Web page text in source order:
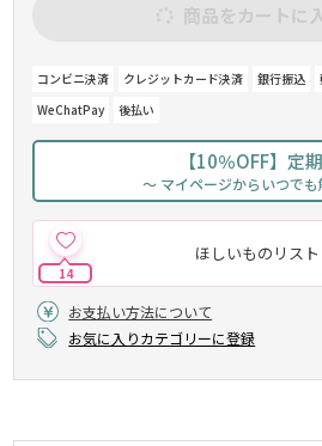
商品をカートに
コンビニ決済 クレジットカード決済 銀行振込
WeChatPay
後払い
【10％OFF】定
～ マイページからいつで
ほしいものリス
14
お支払い方法について
お気に入りカテゴリーに登録